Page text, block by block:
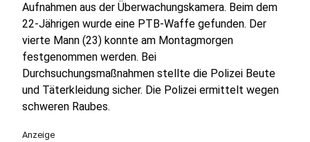
Aufnahmen aus der Überwachungskamera. Beim dem
22-Jährigen wurde eine PTB-Waffe gefunden. Der
vierte Mann (23) konnte am Montagmorgen
festgenommen werden. Bei
Durchsuchungsmaßnahmen stellte die Polizei Beute
und Täterkleidung sicher. Die Polizei ermittelt wegen
schweren Raubes.
Anzeige